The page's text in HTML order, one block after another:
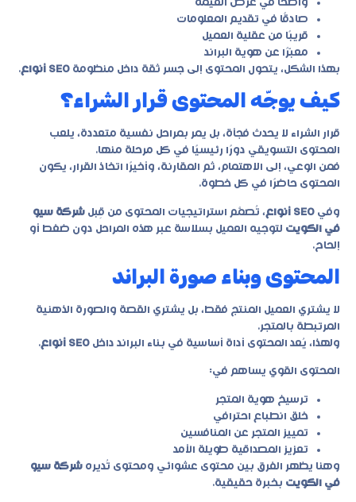
واضحًا في عرض القيمة
صادقًا في تقديم المعلومات
قريبًا من عقلية العميل
معبّرًا عن هوية البراند
بهذا الشكل، يتحول المحتوى إلى جسر ثقة داخل منظومة SEO أنواع .
كيف يوجّه المحتوى قرار الشراء؟
قرار الشراء لا يحدث فجأة، بل يمر بمراحل نفسية متعددة، يلعب
المحتوى التسويقي دورًا رئيسيًا في كل مرحلة منها.
فمن الوعي، إلى الاهتمام، ثم المقارنة، وأخيرًا اتخاذ القرار، يكون
المحتوى حاضرًا في كل خطوة.
وفي SEO أنواع ، تُصمَّم استراتيجيات المحتوى من قِبل شركة سيو
في الكويت لتوجيه العميل بسلاسة عبر هذه المراحل دون ضغط أو
إلحاح.
المحتوى وبناء صورة البراند
لا يشتري العميل المنتج فقط، بل يشتري القصة والصورة الذهنية
المرتبطة بالمتجر.
ولهذا، يُعد المحتوى أداة أساسية في بناء البراند داخل SEO أنواع .
المحتوى القوي يساهم في:
ترسيخ هوية المتجر
خلق انطباع احترافي
تمييز المتجر عن المنافسين
تعزيز المصداقية طويلة الأمد
وهنا يظهر الفرق بين محتوى عشوائي ومحتوى تُديره شركة سيو
في الكويت بخبرة حقيقية.